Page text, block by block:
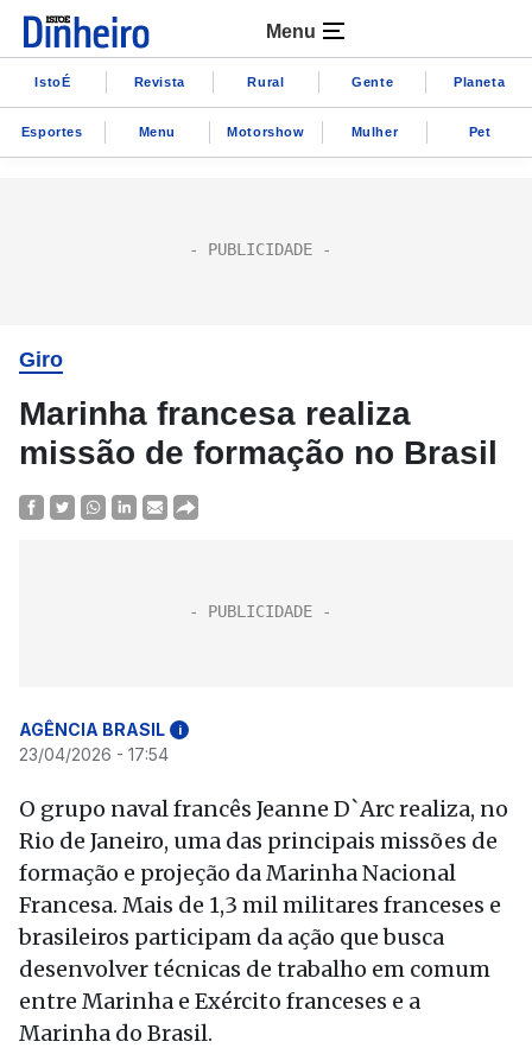
Menu
IstoÉ Revista Rural Gente Planeta
Esportes Menu Motorshow Mulher Pet
Giro
Marinha francesa realiza
missão de formação no Brasil
AGÊNCIA BRASIL i
23/04/2026 - 17:54
O grupo naval francês Jeanne D`Arc realiza, no
Rio de Janeiro, uma das principais missões de
formação e projeção da Marinha Nacional
Francesa. Mais de 1,3 mil militares franceses e
brasileiros participam da ação que busca
desenvolver técnicas de trabalho em comum
entre Marinha e Exército franceses e a
Marinha do Brasil.